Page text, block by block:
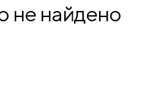
не найдено